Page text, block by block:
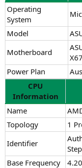
Operating
System
Model
Motherboard
Power Plan
CPU
Information
Name
Topology
1
Identifier
Base Frequency